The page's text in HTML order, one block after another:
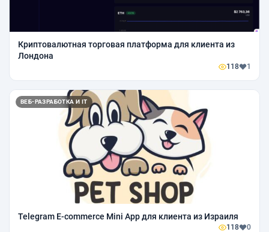
Криптовалютная торговая платформа для клиента из
Лондона
118 1
ВЕБ-РАЗРАБОТКА И IT
Telegram E-commerce Mini App для клиента из Израиля
118 0